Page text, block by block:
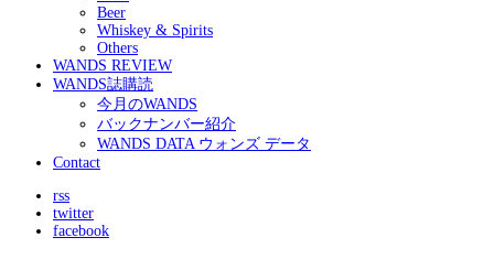
Beer
Whiskey & Spirits
Others
WANDS REVIEW
WANDS誌購読
今月のWANDS
バックナンバー紹介
WANDS DATA ウォンズ データ
Contact
rss
twitter
facebook